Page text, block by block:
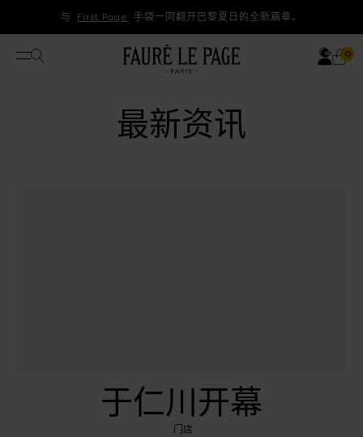
与 First Page 手袋一同翻开巴黎夏日的全新篇章。
打开菜单
账户购
00
最新资讯
于仁川开幕
门店